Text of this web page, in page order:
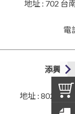
地址 : 702 台
電
添興．
地址 : 802 高雄